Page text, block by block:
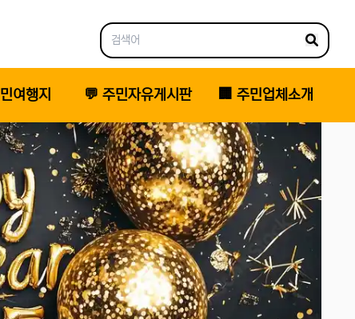
여행지 💬 주민자유게시판 🏢 주민업체소개